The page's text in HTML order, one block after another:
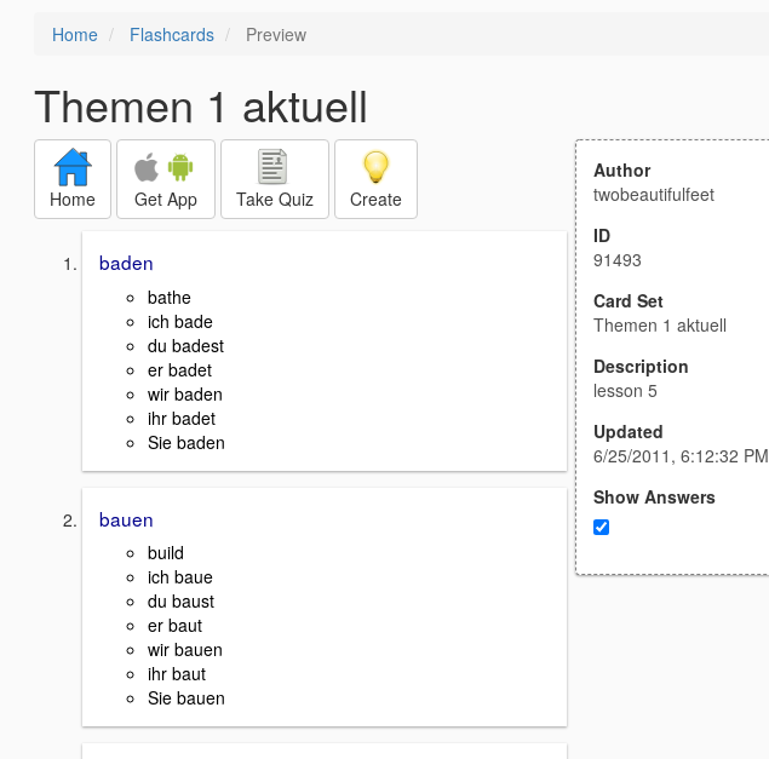
Home Flashcards Preview
Themen 1 aktuell
Home Get App Take Quiz Create
baden
bathe
ich bade
du badest
er badet
wir baden
ihr badet
Sie baden
bauen
build
ich baue
du baust
er baut
wir bauen
ihr baut
Sie bauen
Author
twobeautifulfeet
ID
91493
Card Set
Themen 1 aktuell
Description
lesson 5
Updated
6/25/2011, 6:12:32 PM
Show Answers